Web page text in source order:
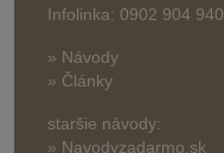
Infolinka: 0902 904 940
» Návody
» Články
staršie návody:
» Navodyzadarmo.sk